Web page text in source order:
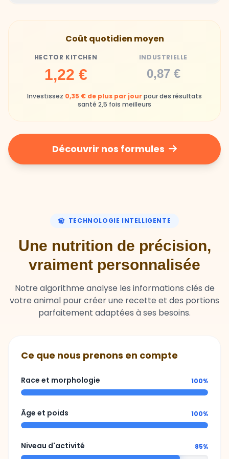
Industrielle
chimiques
Industrielle
Repas souvent boudés ou mangés sans plaisir
Coût quotidien moyen
HECTOR KITCHEN
1,22 €
INDUSTRIELLE
0,87 €
Investissez 0,35 € de plus par jour pour des résultats
santé 2,5 fois meilleurs
Découvrir nos formules
TECHNOLOGIE INTELLIGENTE
Une nutrition de précision,
vraiment personnalisée
Notre algorithme analyse les informations clés de
votre animal pour créer une recette et des portions
parfaitement adaptées à ses besoins.
Ce que nous prenons en compte
Race et morphologie 100%
Âge et poids 100%
Niveau d'activité 85%